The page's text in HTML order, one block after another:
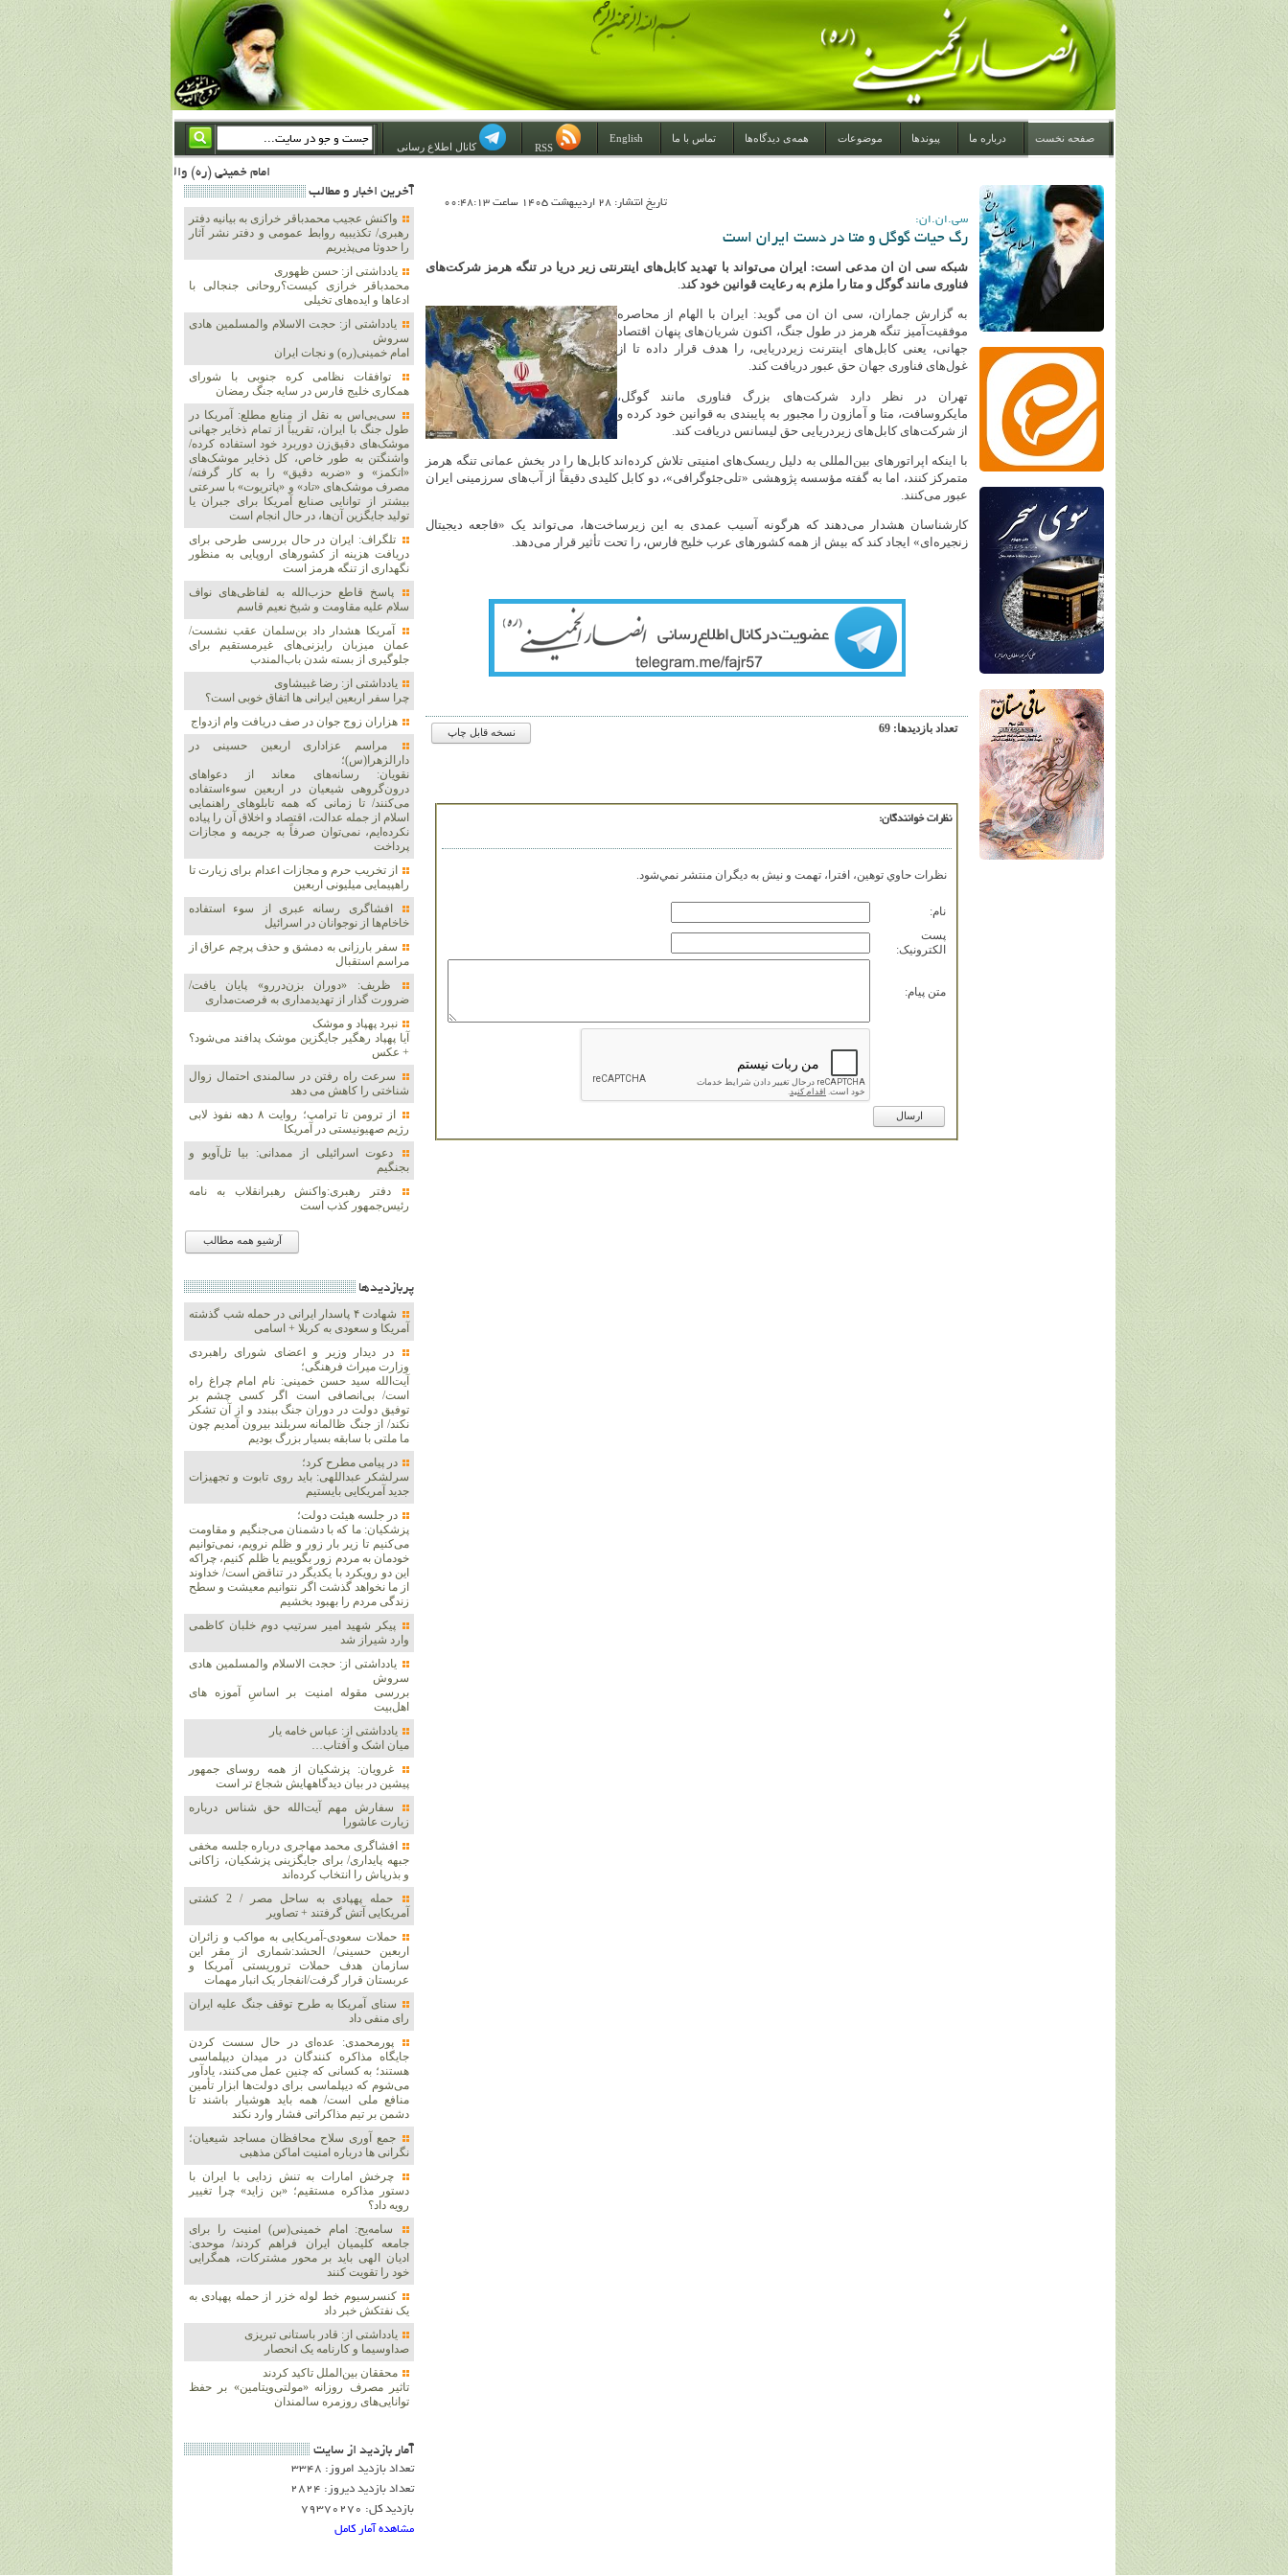
صفحه نخست درباره ما پیوندها موضوعات همه‌ی دیدگاه‌ها تماس با ما
English
کانال اطلاع رسانی
امام خمینی (ره) والله اسلام تمامش سیاست است؛ ***** امام شهید: به گفتار امام و کردار امام اهتمام بورزید ***** امام خمینی(ره): ان شاء الله ما اندوه دلمان را در وقت مناسب با انتقام از امریکا و آل سعود برطرف خواهیم ساخت و داغ و حسرت حلاوت این جنایت بزرگ را بر دلشان خواهیم نهاد 1367/4/29 ***** امام خمینی(رحمة الله علیه) : حکومت آل سعود، این وهابیهای پست بیخبر از خدا بسان خنجرند که همیشه از پشت در قلب مسلمانان فرو رفته‌اند 1366/5/12***** امام خمینی (ره) شهادت در راه خدا مسئله ای نیست که
تاريخ انتشار: 28 ارديبهشت 1405 ساعت 00:48:13
سی.ان.ان:
رگ حیات گوگل و متا در دست ایران است
شبکه سی ان ان مدعی است: ایران می‌تواند با تهدید کابل‌های اینترنتی زیر دریا در تنگه هرمز شرکت‌های
فناوری مانند گوگل و متا را ملزم به رعایت قوانین خود کند.
به گزارش جماران، سی ان ان می گوید: ایران با الهام از محاصره
موفقیت‌آمیز تنگه هرمز در طول جنگ، اکنون شریان‌های پنهان اقتصاد
جهانی، یعنی کابل‌های اینترنت زیردریایی، را هدف قرار داده تا از
غول‌های فناوری جهان حق عبور دریافت کند.
تهران در نظر دارد شرکت‌های بزرگ فناوری مانند گوگل،
مایکروسافت، متا و آمازون را مجبور به پایبندی به قوانین خود کرده و
از شرکت‌های کابل‌های زیردریایی حق لیسانس دریافت کند.
با اینکه اپراتورهای بین‌المللی به دلیل ریسک‌های امنیتی تلاش کرده‌اند کابل‌ها را در بخش عمانی تنگه هرمز
متمرکز کنند، اما به گفته مؤسسه پژوهشی «تلی‌جئوگرافی»، دو کابل کلیدی دقیقاً از آب‌های سرزمینی ایران
عبور می‌کنند.
کارشناسان هشدار می‌دهند که هرگونه آسیب عمدی به این زیرساخت‌ها، می‌تواند یک «فاجعه دیجیتال
زنجیره‌ای» ایجاد کند که بیش از همه کشورهای عرب خلیج فارس، را تحت تأثیر قرار می‌دهد.
تعداد بازديدها: 69 نسخه قابل چاپ
نظرات خوانندگان:
نظرات حاوي توهين، افترا، تهمت و نيش به ديگران منتشر نمي‌شود.
نام:
پست
الکترونيک:
متن پيام:
آخرين اخبار و مطالب
واکنش عجیب محمدباقر خرازی به بیانیه دفتر
رهبری/ تکذیبیه روابط عمومی و دفتر نشر آثار
را حدوثا می‌پذیریم
یادداشتی از: حسن ظهوری
محمدباقر خرازی کیست؟روحانی جنجالی با
ادعاها و ایده‌های تخیلی
یادداشتی از: حجت الاسلام والمسلمین هادی
سروش
امام خمینی(ره) و نجات ایران
توافقات نظامی کره جنوبی با شورای
همکاری خلیج فارس در سایه جنگ رمضان
سی‌بی‌اس به نقل از منابع مطلع: آمریکا در
طول جنگ با ایران، تقریباً از تمام ذخایر جهانی
موشک‌های دقیق‌زن دوربرد خود استفاده کرده/
واشنگتن به طور خاص، کل ذخایر موشک‌های
«اتکمز» و «ضربه دقیق» را به کار گرفته/
مصرف موشک‌های «تاد» و «پاتریوت» با سرعتی
بیشتر از توانایی صنایع آمریکا برای جبران یا
تولید جایگزین آن‌ها، در حال انجام است
تلگراف: ایران در حال بررسی طرحی برای
دریافت هزینه از کشورهای اروپایی به منظور
نگهداری از تنگه هرمز است
پاسخ قاطع حزب‌الله به لفاظی‌های نواف
سلام علیه مقاومت و شیخ نعیم قاسم
آمریکا هشدار داد بن‌سلمان عقب نشست/
عمان میزبان رایزنی‌های غیرمستقیم برای
جلوگیری از بسته شدن باب‌المندب
یادداشتی از: رضا غبیشاوی
چرا سفر اربعین ایرانی ها اتفاق خوبی است؟
هزاران زوج‌ جوان در صف دریافت وام ازدواج
مراسم عزاداری اربعین حسینی در
دارالزهرا(س)؛
نقویان: رسانه‌های معاند از دعواهای
درون‌گروهی شیعیان در اربعین سوءاستفاده
می‌کنند/ تا زمانی که همه تابلوهای راهنمایی
اسلام از جمله عدالت، اقتصاد و اخلاق آن را پیاده
نکرده‌ایم، نمی‌توان صرفاً به جریمه و مجازات
پرداخت
از تخریب حرم و مجازات اعدام برای زیارت تا
راهپیمایی میلیونی اربعین
افشاگری رسانه عبری از سوء استفاده
خاخام‌ها از نوجوانان در اسرائیل
سفر بارزانی به دمشق و حذف پرچم عراق از
مراسم استقبال
ظریف: «دوران بزن‌دررو» پایان یافت/
ضرورت گذار از تهدیدمداری به فرصت‌مداری
نبرد پهپاد و موشک‌
آیا پهپاد رهگیر جایگزین موشک‌ پدافند می‌شود؟
+ عکس
سرعت راه رفتن در سالمندی احتمال زوال
شناختی را کاهش می دهد
از ترومن تا ترامپ؛ روایت ۸ دهه نفوذ لابی
رژیم صهیونیستی در آمریکا
دعوت اسرائیلی از ممدانی: بیا تل‌آویو و
بجنگیم
دفتر رهبری:واکنش رهبرانقلاب به نامه
رئیس‌جمهور کذب است
آرشیو همه مطالب
پربازديدها
شهادت ۴ پاسدار ایرانی در حمله شب گذشته
آمریکا و سعودی به کربلا + اسامی
در دیدار وزیر و اعضای شورای راهبردی
وزارت‌ میراث فرهنگی؛
آیت‌الله سید حسن خمینی: نام امام چراغ راه
است/ بی‌انصافی است‌ اگر کسی چشم بر
توفیق دولت‌ در دوران جنگ ببندد و از آن تشکر
نکند/ از جنگ ظالمانه سربلند بیرون آمدیم چون
ما ملتی با سابقه بسیار بزرگ بودیم
در پیامی مطرح کرد؛
سرلشکر عبداللهی: باید روی تابوت و تجهیزات
جدید آمریکایی بایستیم
در جلسه هیئت دولت؛
پزشکیان: ما که با دشمنان می‌جنگیم و مقاومت
می‌کنیم تا زیر بار زور و ظلم نرویم، نمی‌توانیم
خودمان به مردم زور بگوییم یا ظلم کنیم، چراکه
این دو رویکرد با یکدیگر در تناقض است/ خداوند
از ما نخواهد گذشت اگر نتوانیم معیشت و سطح
زندگی مردم را بهبود بخشیم
پیکر شهید امیر سرتیپ دوم خلبان کاظمی
وارد شیراز شد
یادداشتی از: حجت الاسلام والمسلمین هادی
سروش
بررسی مقوله امنیت بر اساسِ آموزه های
اهل‌بیت
یادداشتی از: عباس خامه یار
میان اشک و آفتاب…
غرویان: پزشکیان از همه روسای جمهور
پیشین در بیان دیدگاههایش شجاع تر است
سفارش مهم آیت‌الله حق شناس درباره
زیارت عاشورا
افشاگری محمد مهاجری درباره جلسه مخفی
جبهه پایداری/ برای جایگزینی پزشکیان، زاکانی
و بذرپاش را انتخاب کرده‌اند
حمله پهپادی به ساحل مصر / 2 کشتی
آمریکایی آتش گرفتند + تصاویر
حملات سعودی-آمریکایی به مواکب و زائران
اربعین حسینی/ الحشد:شماری از مقر این
سازمان هدف حملات تروریستی آمریکا و
عربستان قرار گرفت/انفجار یک انبار مهمات
سنای آمریکا به طرح توقف جنگ علیه ایران
رای منفی داد
پورمحمدی: عده‌ای در حال سست کردن
جایگاه مذاکره کنندگان در میدان دیپلماسی
هستند؛ به کسانی که چنین عمل می‌کنند، یادآور
می‌شوم که دیپلماسی برای دولت‌ها ابزار تأمین
منافع ملی است/ همه باید هوشیار باشند تا
دشمن بر تیم مذاکراتی فشار وارد نکند
جمع آوری سلاح محافظان مساجد شیعیان؛
نگرانی ها درباره امنیت اماکن مذهبی
چرخش امارات به تنش زدایی با ایران با
دستور مذاکره مستقیم؛ «بن زاید» چرا تغییر
رویه داد؟
سامه‌یح: امام خمینی(س) امنیت را برای
جامعه کلیمیان ایران فراهم کردند/ موحدی:
ادیان الهی باید بر محور مشترکات، همگرایی
خود را تقویت کنند
کنسرسیوم خط لوله خزر از حمله پهپادی به
یک نفتکش خبر داد
یادداشتی از: قادر باستانی تبریزی
صداوسیما و کارنامه یک انحصار
محققان بین‌الملل تاکید کردند
تاثیر مصرف روزانه «مولتی‌ویتامین» بر حفظ
توانایی‌های روزمره سالمندان
آمار بازديد از سايت
تعداد بازدید امروز: 3348
تعداد بازدید دیروز: 2824
بازدید کل: 79370270
مشاهده آمار کامل